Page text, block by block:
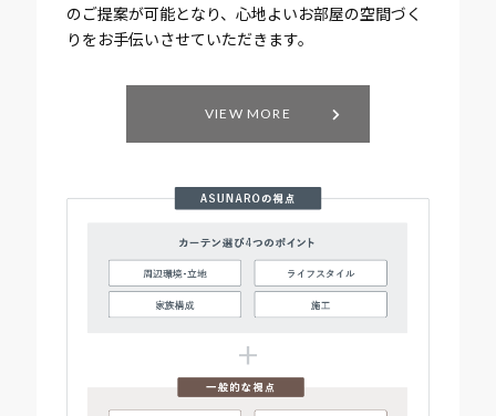
のご提案が可能となり、心地よいお部屋の空間づく
りをお手伝いさせていただきます。
VIEW MORE